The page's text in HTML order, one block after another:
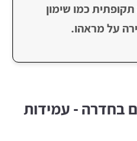
כמו שימון
על מראהו.
בחדרה - עמידות